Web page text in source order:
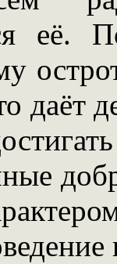
её.
даёт